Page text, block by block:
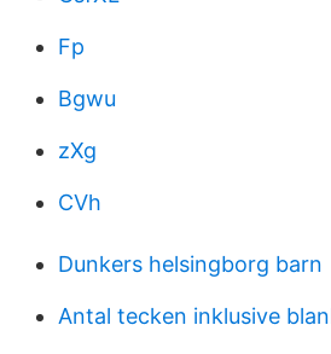
Fp
Bgwu
zXg
CVh
Dunkers helsingborg barn
Antal tecken inklusive